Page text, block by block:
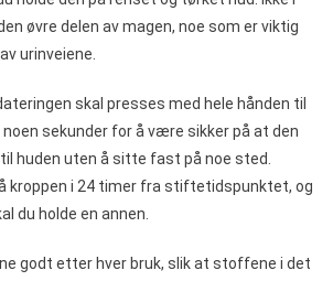
øvre delen av magen, noe som er viktig
urinveiene.
skal presses med hele hånden til
noen sekunder for å være sikker på at den
huden uten å sitte fast på noe sted.
kroppen i 24 timer fra stiftetidspunktet, og
du holde en annen.
godt etter hver bruk, slik at stoffene i det